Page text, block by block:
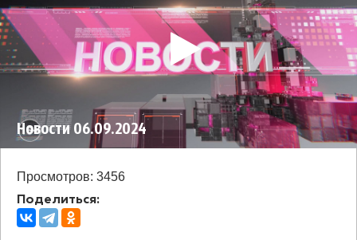
Новости 06.09.2024
Просмотров: 3456
Поделиться: